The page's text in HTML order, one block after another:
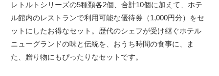
レトルトシリーズの5種類各2個、合計10個に加えて、ホテ
ル館内のレストランで利用可能な優待券（1,000円分）をセ
ットにしたお得なセット。歴代のシェフが受け継ぐホテル
ニューグランドの味と伝統を、おうち時間の食事に、ま
た、贈り物にもぴったりなセットです。